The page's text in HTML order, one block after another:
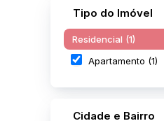
Tipo do Imóvel
Residencial (1)
Apartamento (1)
Cidade e Bairro